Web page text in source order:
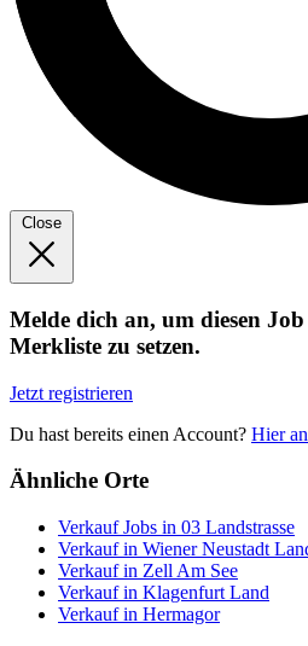
Close
Melde dich an, um diesen
Merkliste zu setzen.
Jetzt registrieren
Du hast bereits einen Account? Hier
Ähnliche Orte
Verkauf Jobs in 03 Landstrasse
Verkauf in Wiener Neustadt
Verkauf in Zell Am See
Verkauf in Klagenfurt Land
Verkauf in Hermagor